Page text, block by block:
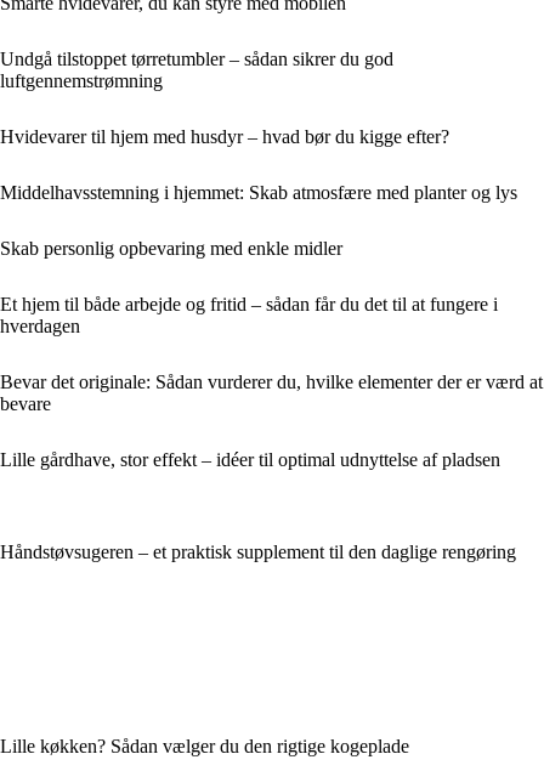
Undgå tilstoppet tørretumbler – sådan sikrer du god
luftgennemstrømning
Hvidevarer til hjem med husdyr – hvad bør du kigge efter?
Middelhavsstemning i hjemmet: Skab atmosfære med planter og lys
Skab personlig opbevaring med enkle midler
Et hjem til både arbejde og fritid – sådan får du det til at fungere i
hverdagen
Bevar det originale: Sådan vurderer du, hvilke elementer der er værd at
bevare
Lille gårdhave, stor effekt – idéer til optimal udnyttelse af pladsen
Håndstøvsugeren – et praktisk supplement til den daglige rengøring
Lille køkken? Sådan vælger du den rigtige kogeplade